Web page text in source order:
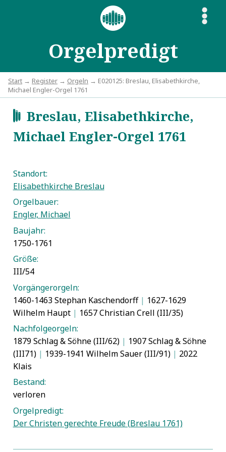
Orgelpredigt
S
Start → Register → Orgeln → E020125: Breslau, Elisabethkirche,
Michael Engler-Orgel 1761
dBreslau, Elisabethkirche,
Michael Engler-Orgel 1761
Standort:
Elisabethkirche Breslau
Orgelbauer:
Engler, Michael
Baujahr:
1750-1761
Größe:
III/54
Vorgängerorgeln:
1460-1463 Stephan Kaschendorff | 1627-1629
Wilhelm Haupt | 1657 Christian Crell (III/35)
Nachfolgeorgeln:
1879 Schlag & Söhne (III/62) | 1907 Schlag & Söhne
(III71) | 1939-1941 Wilhelm Sauer (III/91) | 2022
Klais
Bestand:
verloren
Orgelpredigt:
Der Christen gerechte Freude (Breslau 1761)